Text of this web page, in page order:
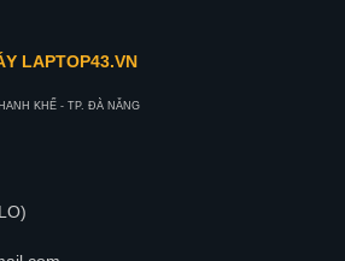
LAPTOP43.VN
KHẾ - TP. ĐÀ NẴNG